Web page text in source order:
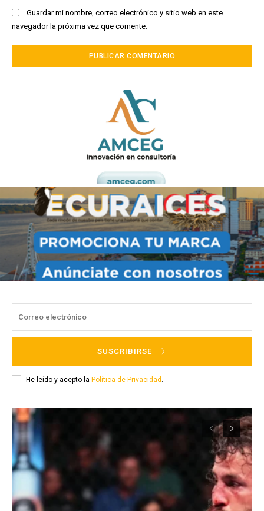
Guardar mi nombre, correo electrónico y sitio web en este
navegador la próxima vez que comente.
SUSCRIBIRSE
He leído y acepto la Política de Privacidad